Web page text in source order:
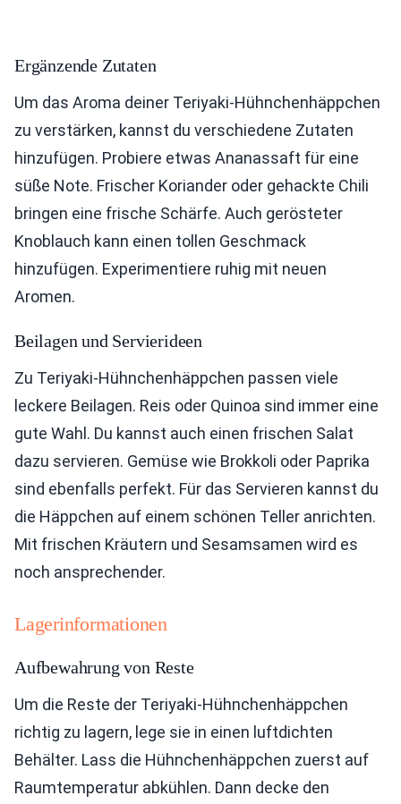
Ergänzende Zutaten
Um das Aroma deiner Teriyaki-Hühnchenhäppchen
zu verstärken, kannst du verschiedene Zutaten
hinzufügen. Probiere etwas Ananassaft für eine
süße Note. Frischer Koriander oder gehackte Chili
bringen eine frische Schärfe. Auch gerösteter
Knoblauch kann einen tollen Geschmack
hinzufügen. Experimentiere ruhig mit neuen
Aromen.
Beilagen und Servierideen
Zu Teriyaki-Hühnchenhäppchen passen viele
leckere Beilagen. Reis oder Quinoa sind immer eine
gute Wahl. Du kannst auch einen frischen Salat
dazu servieren. Gemüse wie Brokkoli oder Paprika
sind ebenfalls perfekt. Für das Servieren kannst du
die Häppchen auf einem schönen Teller anrichten.
Mit frischen Kräutern und Sesamsamen wird es
noch ansprechender.
Lagerinformationen
Aufbewahrung von Reste
Um die Reste der Teriyaki-Hühnchenhäppchen
richtig zu lagern, lege sie in einen luftdichten
Behälter. Lass die Hühnchenhäppchen zuerst auf
Raumtemperatur abkühlen. Dann decke den